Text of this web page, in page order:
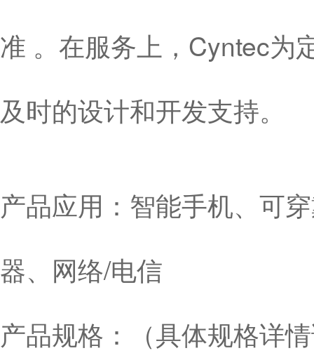
准 。在服务上，Cyntec为
及时的设计和开发支持。
产品应用：智能手机、可
器、网络/电信
产品规格：（具体规格详